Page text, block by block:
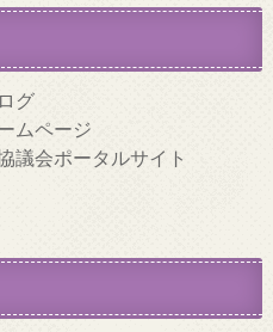
グ
ムページ
議会ポータルサイト